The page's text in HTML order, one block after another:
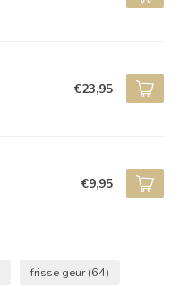
€23,95
€9,95
frisse geur(64)